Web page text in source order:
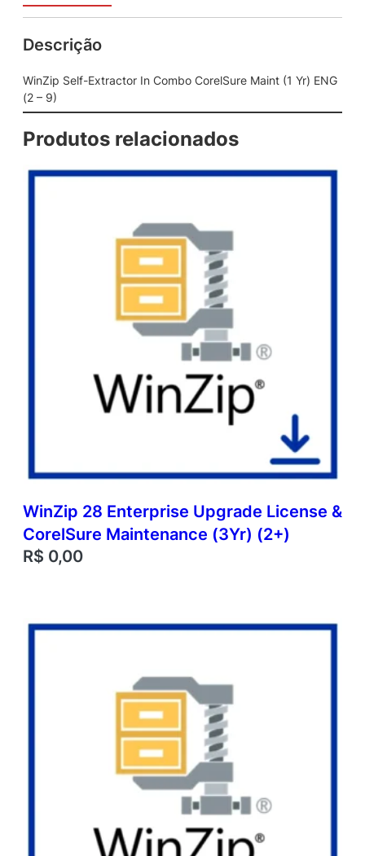
Descrição
WinZip Self-Extractor In Combo CorelSure Maint (1 Yr) ENG
(2 – 9)
Produtos relacionados
WinZip 28 Enterprise Upgrade License &
CorelSure Maintenance (3Yr) (2+)
R$ 0,00